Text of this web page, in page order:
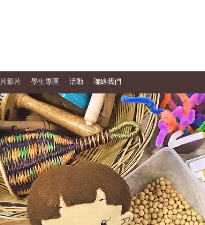
影片 學生專區 活動 聯絡我們